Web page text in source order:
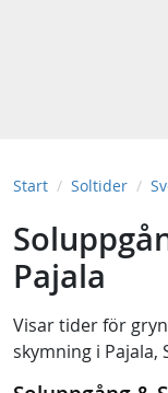
Start Soltider
Pajala
Visar tider för
skymning i Pajala,